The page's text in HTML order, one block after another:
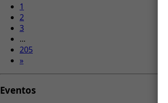
1
2
3
...
205
»
Eventos